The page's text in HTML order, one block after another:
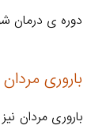
دوره ی درمان
باروری مردان
باروری مردان